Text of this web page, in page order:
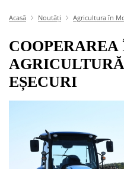
Acasă Noutăți Agricultura în
COOPERAREA
EȘECURI